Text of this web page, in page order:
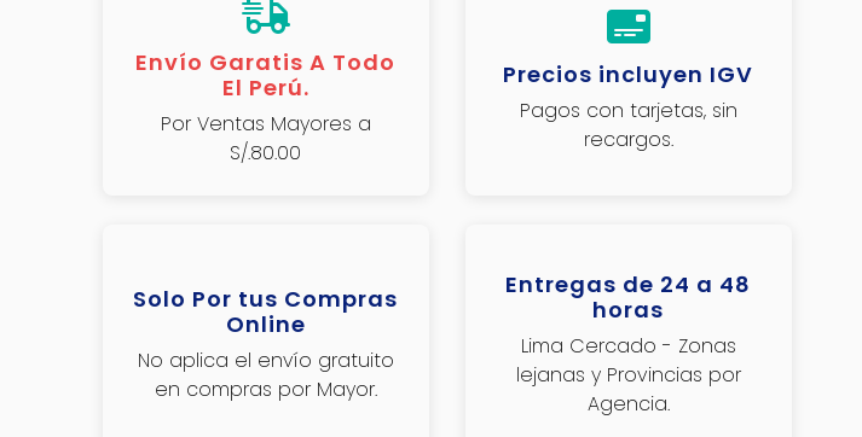
Envío Garatis A Todo
El Perú.
Por Ventas Mayores a
S/.80.00
Precios incluyen IGV
Pagos con tarjetas, sin
recargos.
Solo Por tus Compras
Online
No aplica el envío gratuito
en compras por Mayor.
Entregas de 24 a 48
horas
Lima Cercado - Zonas
lejanas y Provincias por
Agencia.